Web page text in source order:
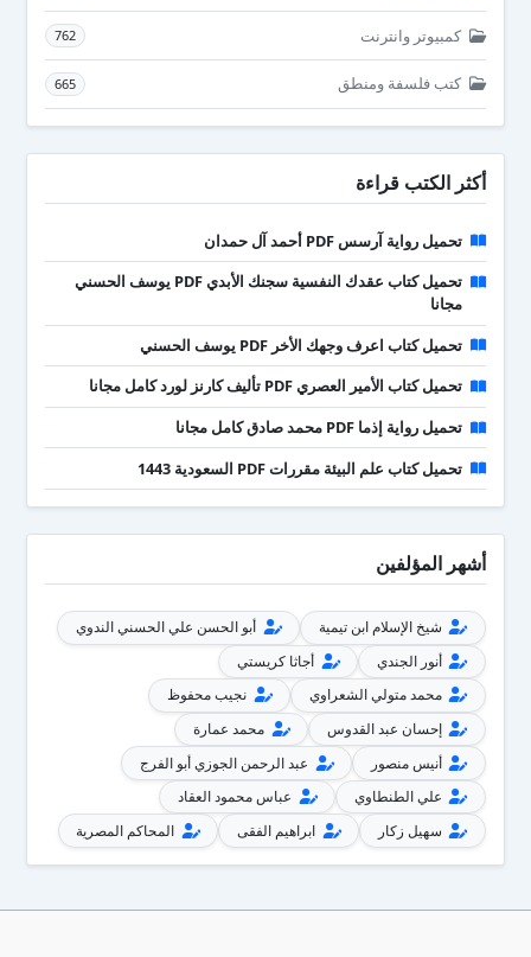
كمبيوتر وانترنت 762
كتب فلسفة ومنطق 665
أكثر الكتب قراءة
تحميل رواية آرسس PDF أحمد آل حمدان
تحميل كتاب عقدك النفسية سجنك الأبدي PDF يوسف الحسني
مجانا
تحميل كتاب اعرف وجهك الأخر PDF يوسف الحسني
تحميل كتاب الأمير العصري PDF تأليف كارنز لورد كامل مجانا
تحميل رواية إذما PDF محمد صادق كامل مجانا
تحميل كتاب علم البيئة مقررات PDF السعودية 1443
أشهر المؤلفين
شيخ الإسلام ابن تيمية
أبو الحسن علي الحسني الندوي
أنور الجندي
أجاثا كريستي
محمد متولي الشعراوي
نجيب محفوظ
إحسان عبد القدوس
محمد عمارة
أنيس منصور
عبد الرحمن الجوزي أبو الفرج
علي الطنطاوي
عباس محمود العقاد
سهيل زكار
ابراهيم الفقى المحاكم المصرية